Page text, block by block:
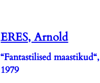
ERES, Arnold
“Fantastilised maastikud“,
1979